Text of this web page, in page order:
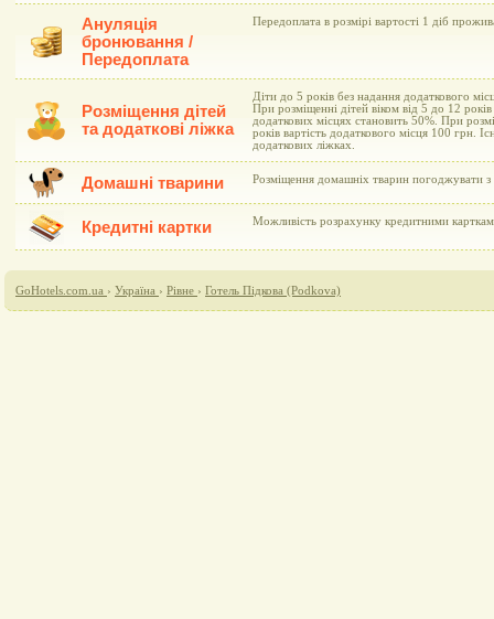
Ануляція
бронювання /
Передоплата
Передоплата в розмірі вартості 1 діб
Розміщення дітей
та додаткові ліжка
Діти до 5 років без надання додаткового
При розміщенні дітей віком від 5 до 12
додаткових місцях становить 50%. При
років вартість додаткового місця 100 грн.
додаткових ліжках.
Домашні тварини Розміщення домашніх тварин погоджувати з
Кредитні картки Можливість розрахунку кредитними
GoHotels.com.ua › Україна › Рівне › Готель Підкова (Podkova)